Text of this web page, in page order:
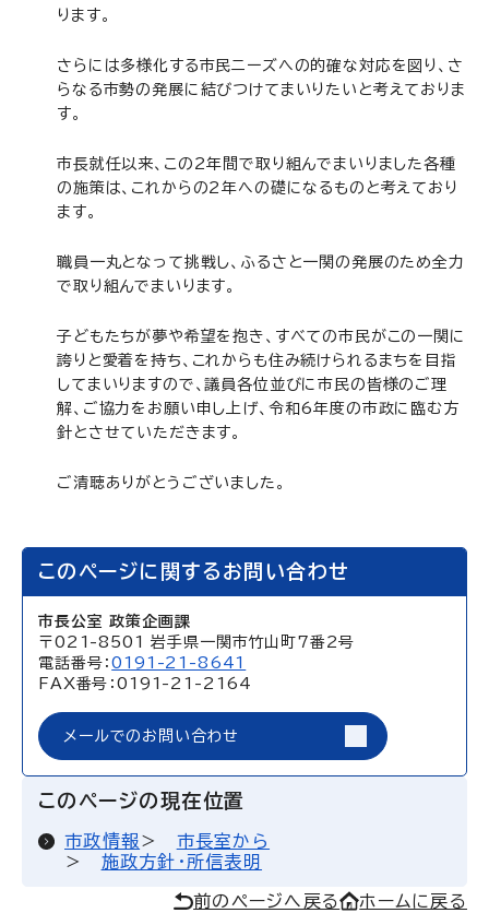
ります。
さらには多様化する市民ニーズへの的確な対応を図り、さ
らなる市勢の発展に結びつけてまいりたいと考えておりま
す。
市長就任以来、この2年間で取り組んでまいりました各種
の施策は、これからの2年への礎になるものと考えており
ます。
職員一丸となって挑戦し、ふるさと一関の発展のため全力
で取り組んでまいります。
子どもたちが夢や希望を抱き、すべての市民がこの一関に
誇りと愛着を持ち、これからも住み続けられるまちを目指
してまいりますので、議員各位並びに市民の皆様のご理
解、ご協力をお願い申し上げ、令和6年度の市政に臨む方
針とさせていただきます。
ご清聴ありがとうございました。
このページに関するお問い合わせ
市長公室 政策企画課
〒021-8501 岩手県一関市竹山町7番2号
電話番号：0191-21-8641
FAX番号：0191-21-2164
メールでのお問い合わせ
このページの現在位置
市政情報
市長室から
施政方針・所信表明
前のページへ戻る ホームに戻る